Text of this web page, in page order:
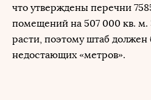
что утверждены перечни
помещений на 507 000 кв.
расти, поэтому штаб должен
недостающих «метров».